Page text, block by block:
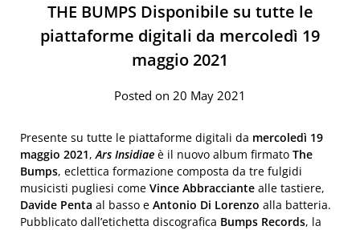
THE BUMPS Disponibile su tutte le
piattaforme digitali da mercoledì 19
maggio 2021
Posted on 20 May 2021
Presente su tutte le piattaforme digitali da mercoledì 19
maggio 2021,Ars Insidiae è il nuovo album firmato The
Bumps, eclettica formazione composta da tre fulgidi
musicisti pugliesi come Vince Abbracciante alle tastiere,
Davide Penta al basso e Antonio Di Lorenzo alla batteria.
Pubblicato dall’etichetta discografica Bumps Records, la